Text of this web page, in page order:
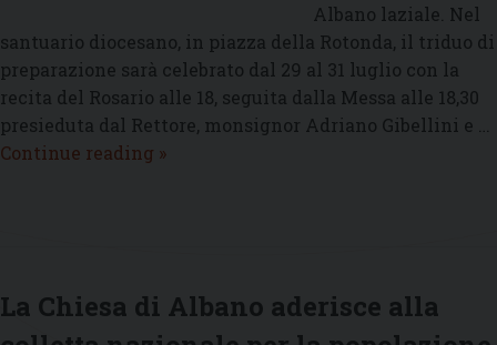
Albano laziale. Nel
santuario diocesano, in piazza della Rotonda, il triduo di
preparazione sarà celebrato dal 29 al 31 luglio con la
recita del Rosario alle 18, seguita dalla Messa alle 18,30
presieduta dal Rettore, monsignor Adriano Gibellini e …
Continue reading Festeggiamenti
della
»
La Chiesa di Albano aderisce alla